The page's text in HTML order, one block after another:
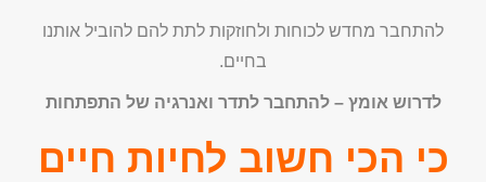
להתחבר מחדש לכוחות ולחוזקות לתת להם להוביל אותנו
בחיים.
לדרוש אומץ – להתחבר לתדר ואנרגיה של התפתחות
כי הכי חשוב לחיות חיים